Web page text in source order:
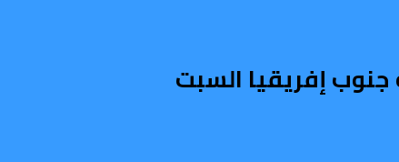
إفريقيا السبت